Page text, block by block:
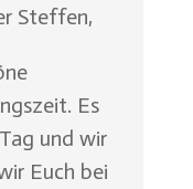
Steffen,
Es
und wir
Euch bei